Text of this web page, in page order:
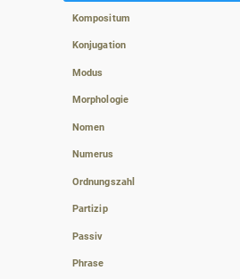
Kompositum
Konjugation
Modus
Morphologie
Nomen
Numerus
Ordnungszahl
Partizip
Passiv
Phrase